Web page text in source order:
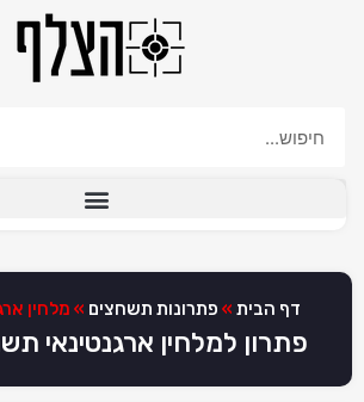
דף הבית » פתרונות תשחצים » מלחין
פתרון למלחין ארגנטינאי